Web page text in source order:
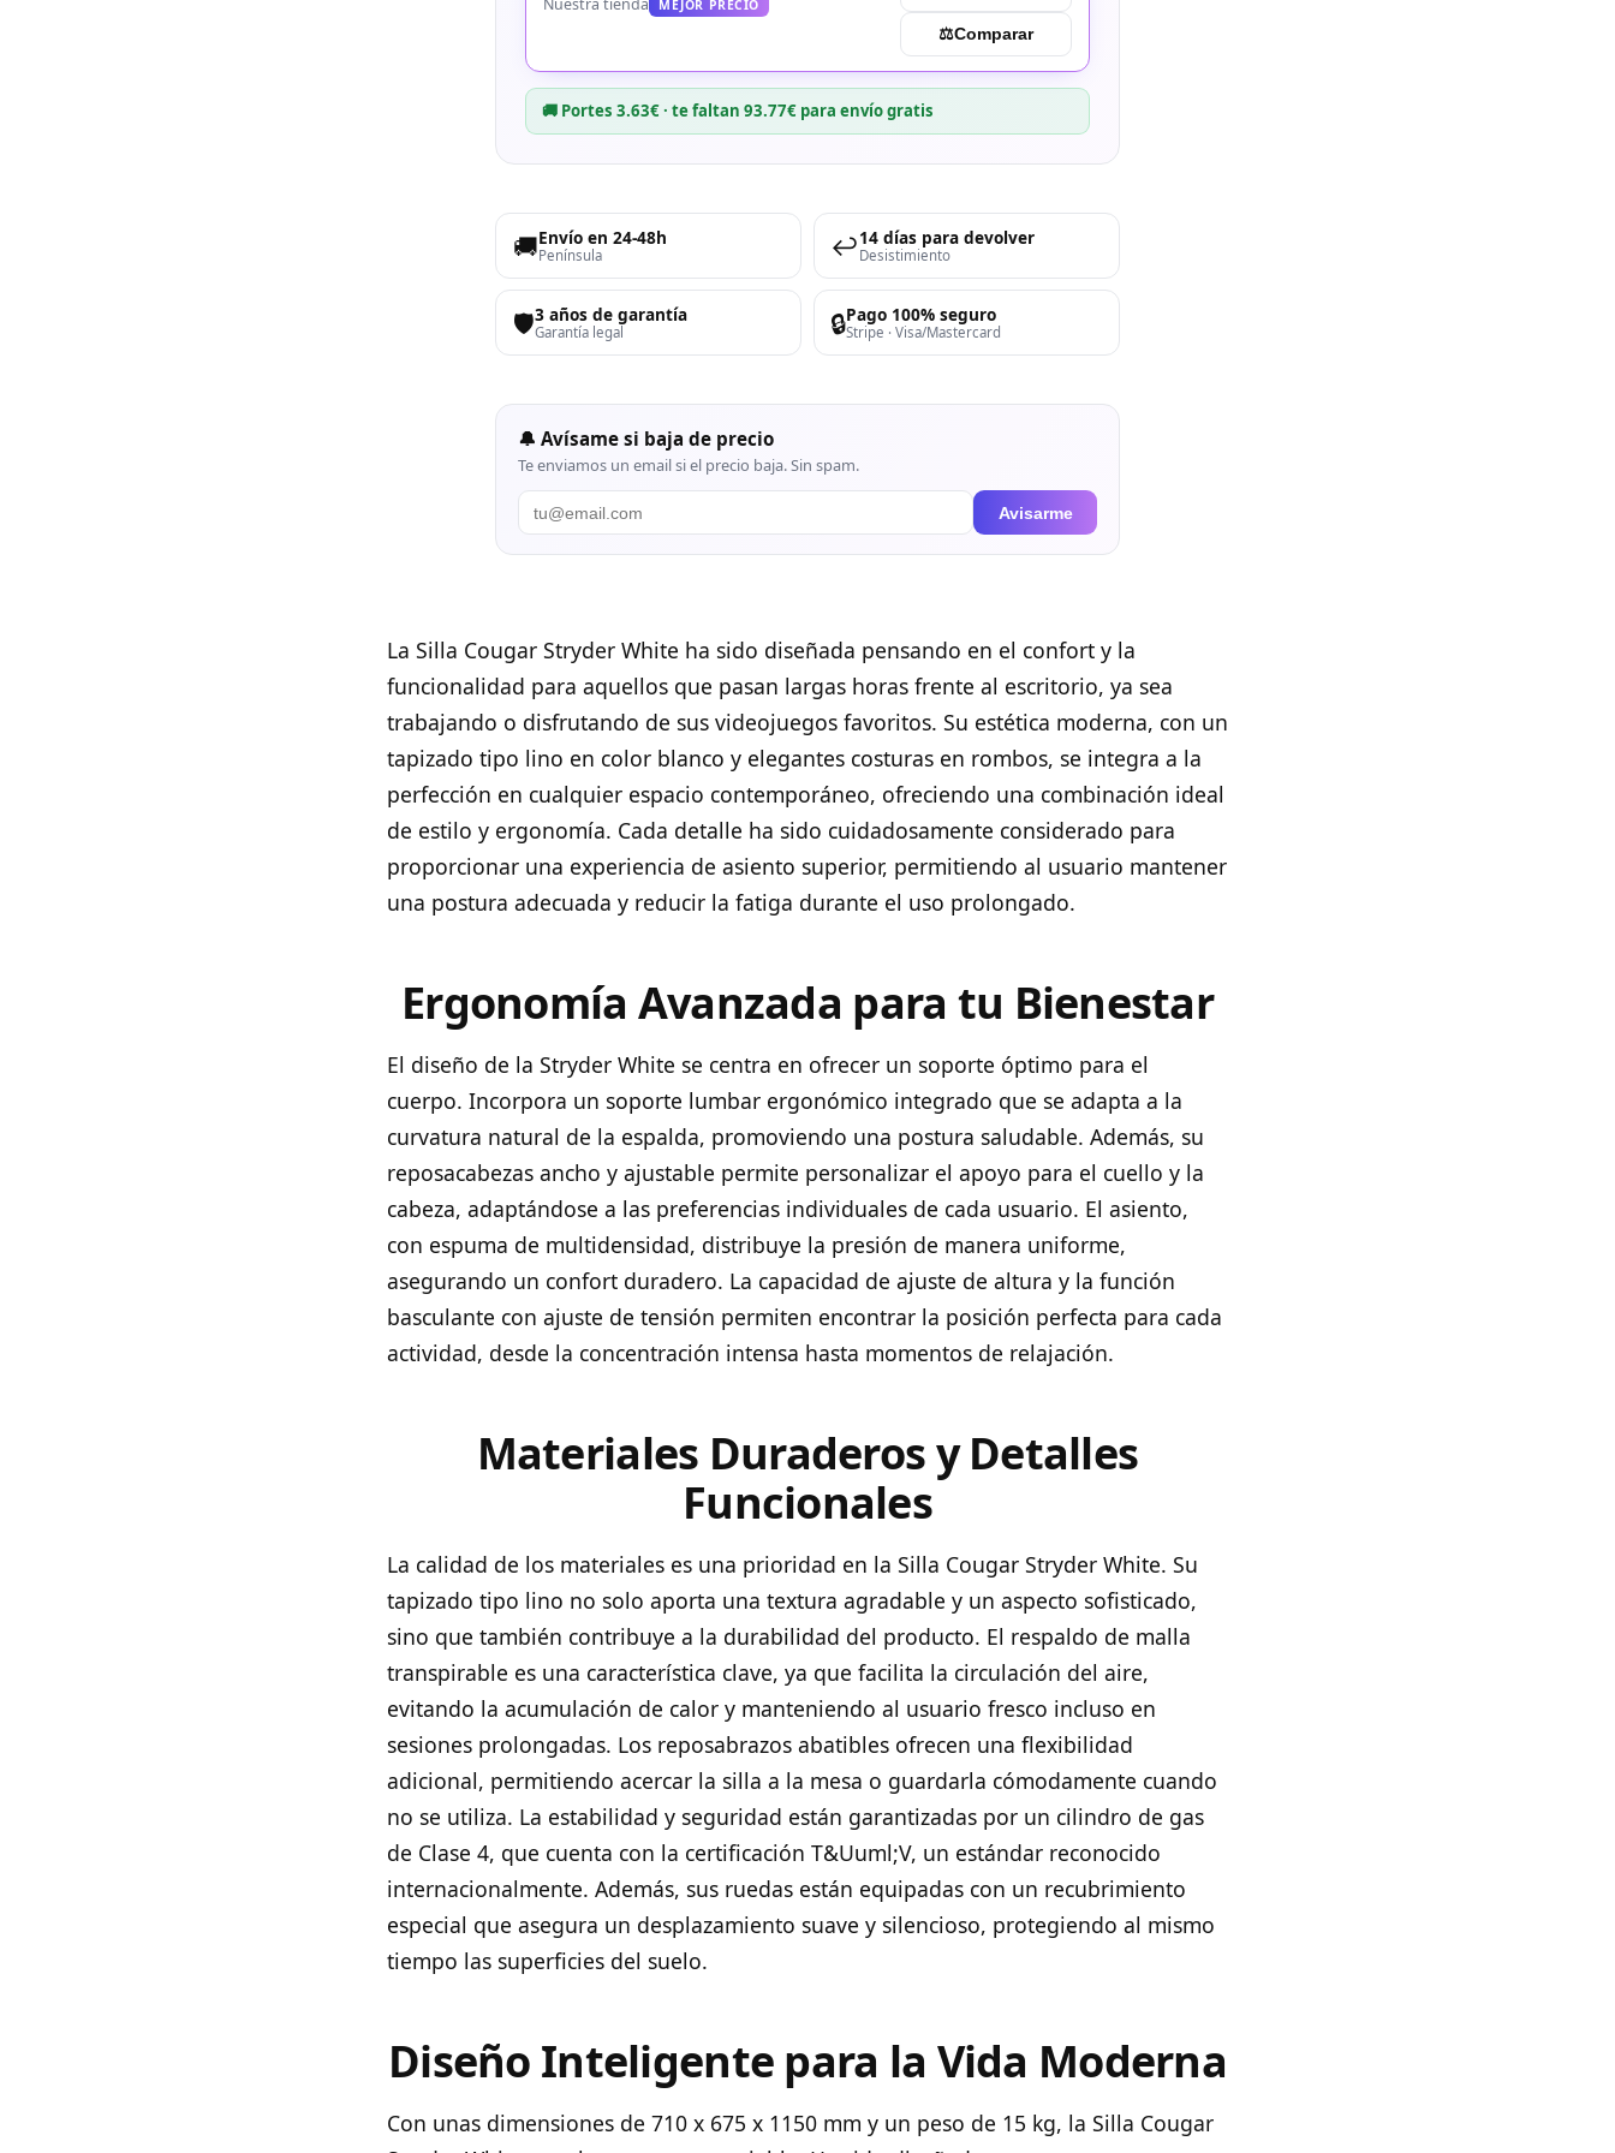
Nuestra tienda MEJOR PRECIO
⚖︎Comparar
🚚 Portes 3.63€ · te faltan 93.77€ para envío gratis
🚚Envío en 24-48h
Península ↩️14 días para devolver
Desistimiento
🛡️3 años de garantía
Garantía legal 🔒Pago 100% seguro
Stripe · Visa/Mastercard
🔔 Avísame si baja de precio
Te enviamos un email si el precio baja. Sin spam.
Avisarme
La Silla Cougar Stryder White ha sido diseñada pensando en el confort y la
funcionalidad para aquellos que pasan largas horas frente al escritorio, ya sea
trabajando o disfrutando de sus videojuegos favoritos. Su estética moderna, con un
tapizado tipo lino en color blanco y elegantes costuras en rombos, se integra a la
perfección en cualquier espacio contemporáneo, ofreciendo una combinación ideal
de estilo y ergonomía. Cada detalle ha sido cuidadosamente considerado para
proporcionar una experiencia de asiento superior, permitiendo al usuario mantener
una postura adecuada y reducir la fatiga durante el uso prolongado.
Ergonomía Avanzada para tu Bienestar
El diseño de la Stryder White se centra en ofrecer un soporte óptimo para el
cuerpo. Incorpora un soporte lumbar ergonómico integrado que se adapta a la
curvatura natural de la espalda, promoviendo una postura saludable. Además, su
reposacabezas ancho y ajustable permite personalizar el apoyo para el cuello y la
cabeza, adaptándose a las preferencias individuales de cada usuario. El asiento,
con espuma de multidensidad, distribuye la presión de manera uniforme,
asegurando un confort duradero. La capacidad de ajuste de altura y la función
basculante con ajuste de tensión permiten encontrar la posición perfecta para cada
actividad, desde la concentración intensa hasta momentos de relajación.
Materiales Duraderos y Detalles
Funcionales
La calidad de los materiales es una prioridad en la Silla Cougar Stryder White. Su
tapizado tipo lino no solo aporta una textura agradable y un aspecto sofisticado,
sino que también contribuye a la durabilidad del producto. El respaldo de malla
transpirable es una característica clave, ya que facilita la circulación del aire,
evitando la acumulación de calor y manteniendo al usuario fresco incluso en
sesiones prolongadas. Los reposabrazos abatibles ofrecen una flexibilidad
adicional, permitiendo acercar la silla a la mesa o guardarla cómodamente cuando
no se utiliza. La estabilidad y seguridad están garantizadas por un cilindro de gas
de Clase 4, que cuenta con la certificación T&Uuml;V, un estándar reconocido
internacionalmente. Además, sus ruedas están equipadas con un recubrimiento
especial que asegura un desplazamiento suave y silencioso, protegiendo al mismo
tiempo las superficies del suelo.
Diseño Inteligente para la Vida Moderna
Con unas dimensiones de 710 x 675 x 1150 mm y un peso de 15 kg, la Silla Cougar